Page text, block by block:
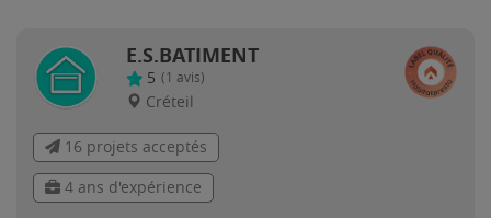
E.S.BATIMENT
5 (1 avis)
Créteil
16 projets acceptés
4 ans d'expérience